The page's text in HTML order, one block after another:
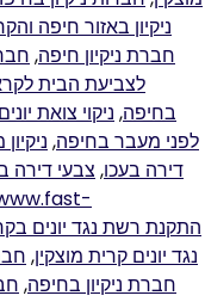
ניקיון באזור חיפה
חברת ניקיון חיפה,
לצביעת הבית
בחיפה, ניקוי צואת
לפני מעבר בחיפה,
דירה בעכו, צבעי דירה
התקנת רשת נגד יונים
נגד יונים קרית מוצקין,
חברת ניקיון בחיפה,